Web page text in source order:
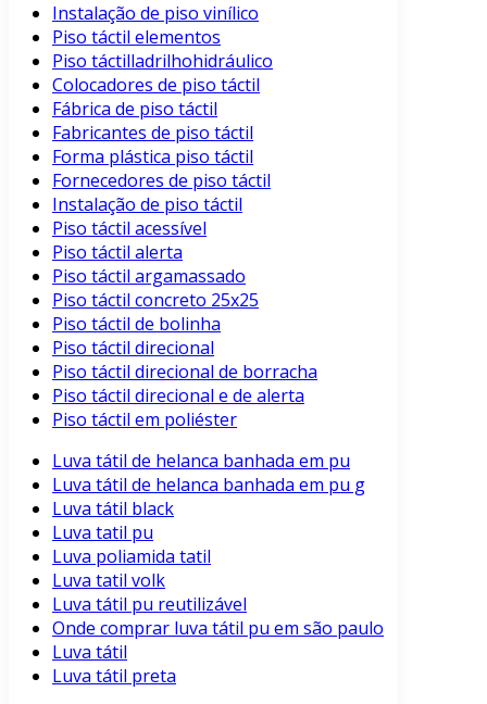
Instalação de piso vinílico
Piso táctil elementos
Piso táctilladrilhohidráulico
Colocadores de piso táctil
Fábrica de piso táctil
Fabricantes de piso táctil
Forma plástica piso táctil
Fornecedores de piso táctil
Instalação de piso táctil
Piso táctil acessível
Piso táctil alerta
Piso táctil argamassado
Piso táctil concreto 25x25
Piso táctil de bolinha
Piso táctil direcional
Piso táctil direcional de borracha
Piso táctil direcional e de alerta
Piso táctil em poliéster
Luva tátil de helanca banhada em pu
Luva tátil de helanca banhada em pu g
Luva tátil black
Luva tatil pu
Luva poliamida tatil
Luva tatil volk
Luva tátil pu reutilizável
Onde comprar luva tátil pu em são paulo
Luva tátil
Luva tátil preta